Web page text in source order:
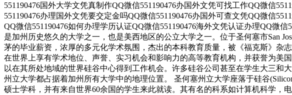
551190476国外大学文凭真制作QQ微信551190476办国外文凭可找工作QQ微信
551190476办理国外文凭要交定金吗QQ微信551190476办国外可查文凭QQ微信
QQ微信551190476如何办理学历认证QQ微信551190476海外文凭认证办理QQ微信
是加州历史悠久的大学之一，也是美西地区的公立大学之一。位于圣何塞市San
茅的毕业薪资，浓厚的多元化学术氛围，杰出的本科教育质量，被《福克斯》杂
在世界上享有学术地位、声誉、实习机会和影响力的高等教育机构，并获誉为
以在其所处地域的世界硅谷中心得到工作机会。许多硅谷公司甚至在学生大三和
州立大学都占据着加州所有大学中的地理位置。 圣何塞州立大学座落于硅谷
硕士学科，并有来自世界60余国的学生来此就读。其有名的科系如计算机科学